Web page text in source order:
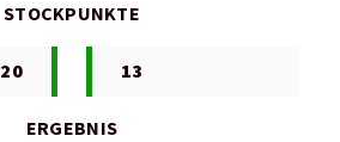
STOCKPUNKTE
20 13
ERGEBNIS